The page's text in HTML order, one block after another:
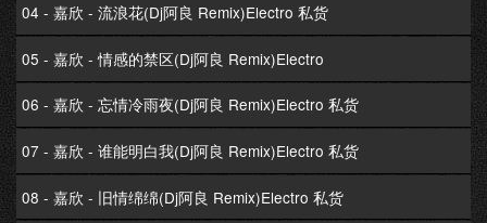
04 - 嘉欣 - 流浪花(Dj阿良 Remix)Electro 私货
05 - 嘉欣 - 情感的禁区(Dj阿良 Remix)Electro
06 - 嘉欣 - 忘情冷雨夜(Dj阿良 Remix)Electro 私货
07 - 嘉欣 - 谁能明白我(Dj阿良 Remix)Electro 私货
08 - 嘉欣 - 旧情绵绵(Dj阿良 Remix)Electro 私货